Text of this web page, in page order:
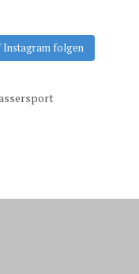
Instagram folgen